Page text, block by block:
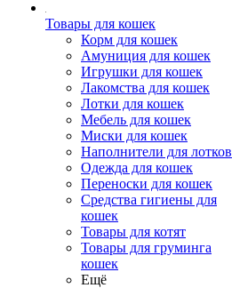
Товары для кошек
Корм для кошек
Амуниция для кошек
Игрушки для кошек
Лакомства для кошек
Лотки для кошек
Мебель для кошек
Миски для кошек
Наполнители для лотков
Одежда для кошек
Переноски для кошек
Средства гигиены для
кошек
Товары для котят
Товары для груминга
кошек
Ещё